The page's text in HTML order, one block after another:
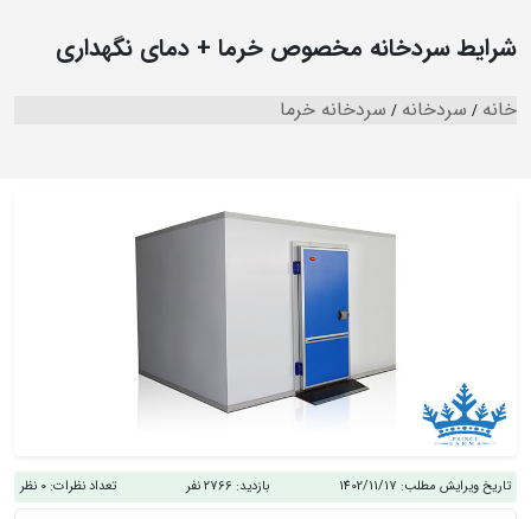
شرایط سردخانه مخصوص خرما + دمای نگهداری
خانه سردخانه سردخانه خرما
تاریخ ویرایش مطلب: 1402/11/17 بازدید: 2766 نفر تعداد نظرات: 0 نظر